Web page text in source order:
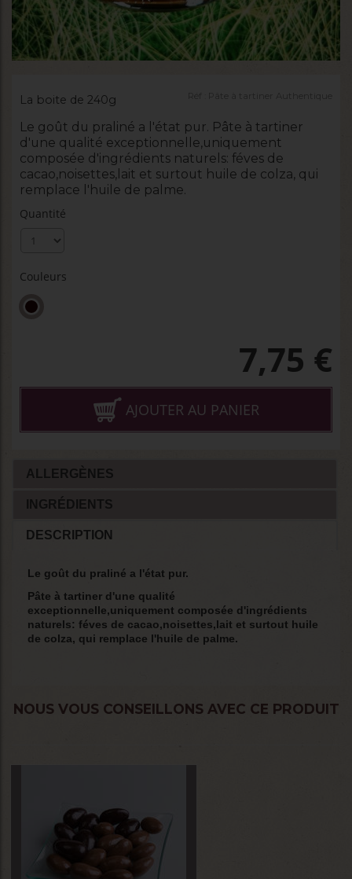
La boite de 240g
Le goût du praliné a l'état pur. Pâte à tartiner
d'une qualité exceptionnelle,uniquement
composée d'ingrédients naturels: féves de
cacao,noisettes,lait et surtout huile de colza, qui
remplace l'huile de palme.
Quantité
Couleurs
7,75 €
AJOUTER AU PANIER
DESCRIPTION
ALLERGÈNES
INGRÉDIENTS
Le goût du praliné a l'état pur.
Pâte à tartiner d'une qualité
exceptionnelle,uniquement composée d'ingrédients
naturels: féves de cacao,noisettes,lait et surtout huile
de colza, qui remplace l'huile de palme.
NOUS VOUS CONSEILLONS AVEC CE PRODUIT